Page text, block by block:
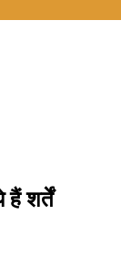
शर्तें